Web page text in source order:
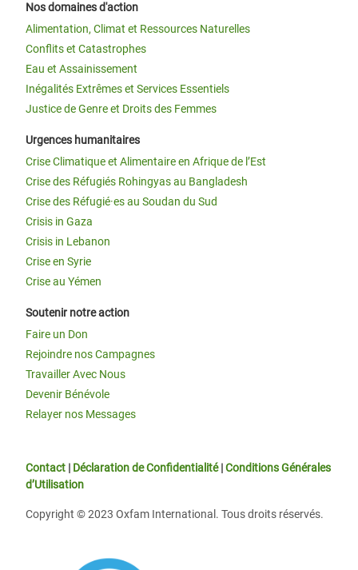
Nos domaines d'action
Alimentation, Climat et Ressources Naturelles
Conflits et Catastrophes
Eau et Assainissement
Inégalités Extrêmes et Services Essentiels
Justice de Genre et Droits des Femmes
Urgences humanitaires
Crise Climatique et Alimentaire en Afrique de l’Est
Crise des Réfugiés Rohingyas au Bangladesh
Crise des Réfugié·es au Soudan du Sud
Crisis in Gaza
Crisis in Lebanon
Crise en Syrie
Crise au Yémen
Soutenir notre action
Faire un Don
Rejoindre nos Campagnes
Travailler Avec Nous
Devenir Bénévole
Relayer nos Messages
Contact | Déclaration de Confidentialité|Conditions Générales
d’Utilisation
Copyright © 2023 Oxfam International. Tous droits réservés.